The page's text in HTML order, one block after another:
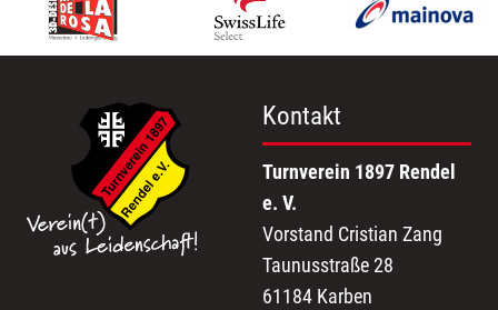
Kontakt
Turnverein 1897 Rendel
e. V.
Vorstand Cristian Zang
Taunusstraße 28
61184 Karben